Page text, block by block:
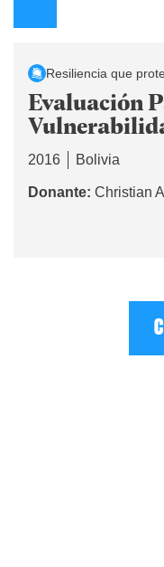
Resiliencia que
Evaluación
2016 Bolivia
Donante: Christian